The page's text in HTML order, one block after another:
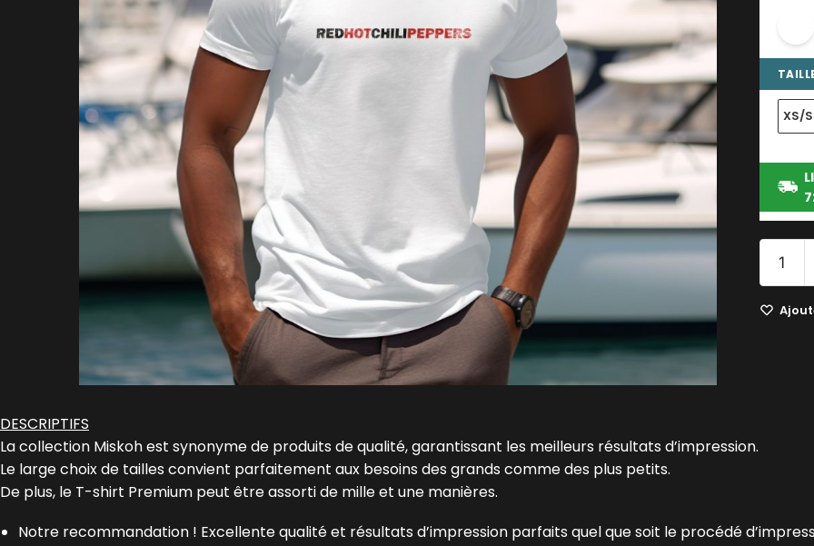
XS/S
DESCRIPTIFS
La collection Miskoh est synonyme de produits de qualité, garantissant les meilleurs résultats d’impression.
Le large choix de tailles convient parfaitement aux besoins des grands comme des plus petits.
De plus, le T-shirt Premium peut être assorti de mille et une manières.
Notre recommandation ! Excellente qualité et résultats d’impression parfaits quel que soit le procédé